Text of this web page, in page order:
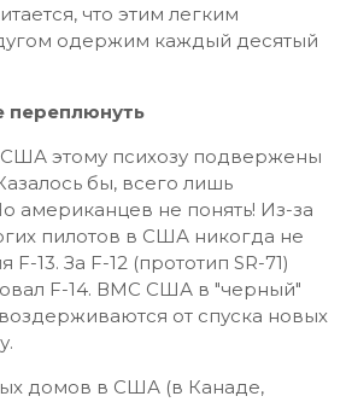
что этим легким
одержим каждый десятый
переплюнуть
этому психозу подвержены
бы, всего лишь
американцев не понять! Из-за
пилотов в США никогда не
F-13. За F-12 (прототип SR-71)
F-14. ВМС США в "черный"
от спуска новых
домов в США (в Канаде,